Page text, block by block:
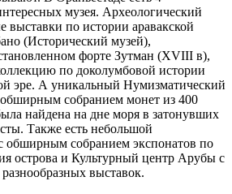
музея. Археологический
выставки по истории аравакской
(Исторический музей),
форте Зутман (XVIII в),
по доколумбовой истории
эре. А уникальный Нумизматический
собранием монет из 400
найдена на дне моря в затонувших
Также есть небольшой
обширным собранием экспонатов по
острова и Культурный центр Арубы с
выставок.